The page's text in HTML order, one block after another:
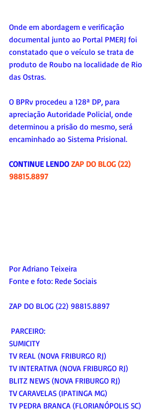
Onde em abordagem e verificação
documental junto ao Portal PMERJ foi
constatado que o veículo se trata de
produto de Roubo na localidade de Rio
das Ostras.
O BPRv procedeu a 128ª DP, para
apreciação Autoridade Policial, onde
determinou a prisão do mesmo, será
encaminhado ao Sistema Prisional.
CONTINUE LENDO ZAP DO BLOG (22)
98815.8897
Por Adriano Teixeira
Fonte e foto: Rede Sociais
ZAP DO BLOG (22) 98815.8897
PARCEIRO:
SUMICITY
TV REAL (NOVA FRIBURGO RJ)
TV INTERATIVA (NOVA FRIBURGO RJ)
BLITZ NEWS (NOVA FRIBURGO RJ)
TV CARAVELAS (IPATINGA MG)
TV PEDRA BRANCA (FLORIANÓPOLIS SC)